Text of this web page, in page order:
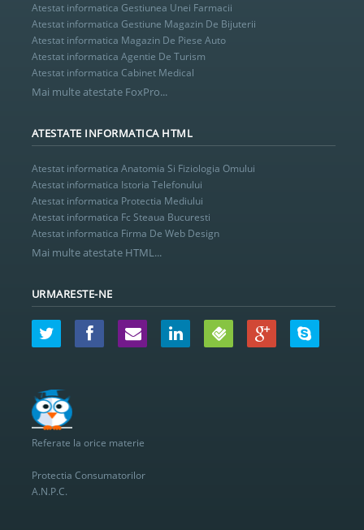
Atestat informatica Gestiunea Unei Farmacii
Atestat informatica Gestiune Magazin De Bijuterii
Atestat informatica Magazin De Piese Auto
Atestat informatica Agentie De Turism
Atestat informatica Cabinet Medical
Mai multe atestate FoxPro...
ATESTATE INFORMATICA HTML
Atestat informatica Anatomia Si Fiziologia Omului
Atestat informatica Istoria Telefonului
Atestat informatica Protectia Mediului
Atestat informatica Fc Steaua Bucuresti
Atestat informatica Firma De Web Design
Mai multe atestate HTML...
URMARESTE-NE
Referate la orice materie
Protectia Consumatorilor
A.N.P.C.